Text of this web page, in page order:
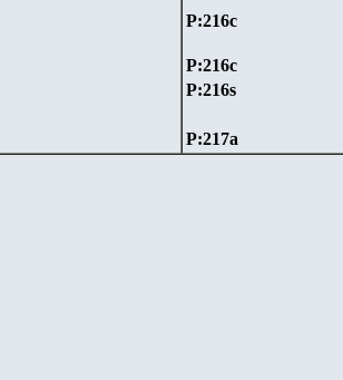
P:216с
P:216с
P:216s
P:217a